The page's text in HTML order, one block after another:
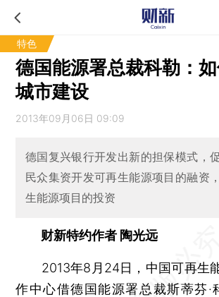
特色
德国能源署总裁科勒：
城市建设
2013年09月06日 09:09
德国复兴银行开发出新的担保模式，
民众集资开发可再生能源项目的融资
生能源项目的投资
财新特约作者 陶光远
2013年8月24日，中国可再生
作中心借德国能源署总裁斯蒂芬·